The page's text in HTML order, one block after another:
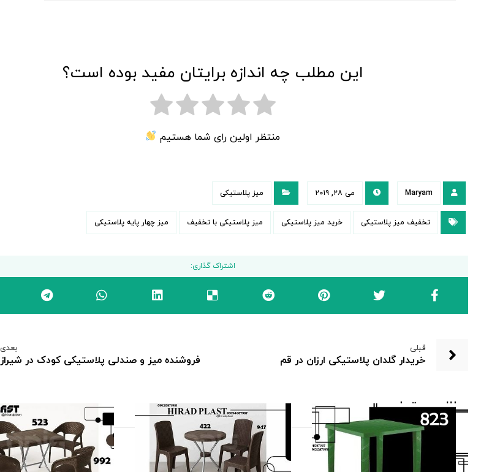
این مطلب چه اندازه برایتان مفید بوده است؟
منتظر اولین رای شما هستیم
Maryam می ۲۸, ۲۰۱۹ میز پلاستیکی
تخفیف میز پلاستیکی خرید میز پلاستیکی میز پلاستیکی با تخفیف میز چهار پایه پلاستیکی
قبلی
خریدار گلدان پلاستیکی ارزان در قم
بعدی
فروشنده میز و صندلی پلاستیکی کودک در شیراز
مطالب مرتبط ...